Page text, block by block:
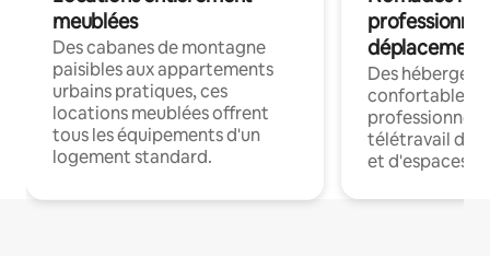
meublées
Des cabanes de montagne
paisibles aux appartements
urbains pratiques, ces
locations meublées offrent
tous les équipements d'un
logement standard.
déplacement
Des
confortables
professionnels
télétravail
et d'espaces